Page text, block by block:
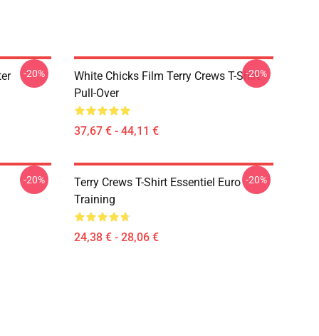
-20%
White Chicks Film Terry Crews T-Shirt
Pull-Over
37,67 € - 44,11 €
-20%
-20%
Terry Crews T-Shirt Essentiel Euro
Training
24,38 € - 28,06 €
-20%